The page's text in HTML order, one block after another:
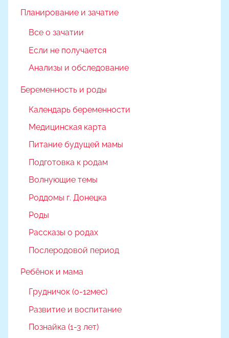
Планирование и зачатие
Все о зачатии
Если не получается
Анализы и обследование
Беременность и роды
Календарь беременности
Медицинская карта
Питание будущей мамы
Подготовка к родам
Волнующие темы
Роддомы г. Донецка
Роды
Рассказы о родах
Послеродовой период
Ребёнок и мама
Грудничок (0-12мес)
Развитие и воспитание
Познайка (1-3 лет)